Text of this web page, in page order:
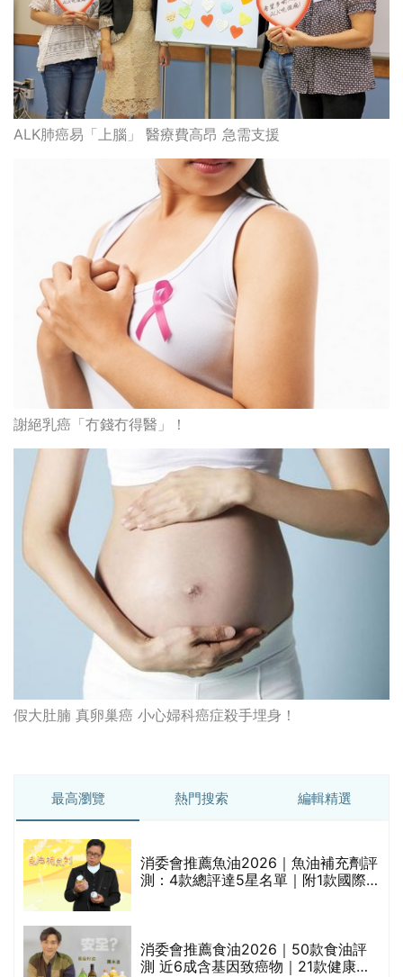
ALK肺癌易「上腦」 醫療費高昂 急需支援
謝絕乳癌「冇錢冇得醫」！
假大肚腩 真卵巢癌 小心婦科癌症殺手埋身！
最高瀏覽 熱門搜索 編輯精選
消委會推薦魚油2026｜魚油補充劑評
測：4款總評達5星名單｜附1款國際
消委會推薦食油2026｜50款食油評
測 近6成含基因致癌物｜21款健康煮